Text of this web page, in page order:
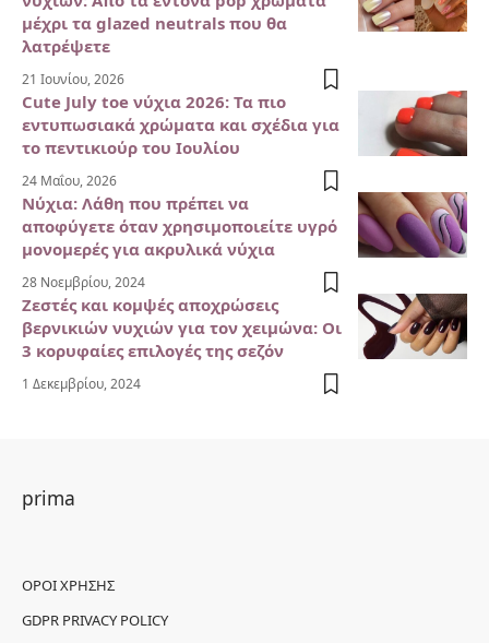
μέχρι τα glazed neutrals που θα
λατρέψετε
21 Ιουνίου, 2026
Cute July toe νύχια 2026: Τα πιο
εντυπωσιακά χρώματα και σχέδια για
το πεντικιούρ του Ιουλίου
24 Μαΐου, 2026
Νύχια: Λάθη που πρέπει να
αποφύγετε όταν χρησιμοποιείτε υγρό
μονομερές για ακρυλικά νύχια
28 Νοεμβρίου, 2024
Ζεστές και κομψές αποχρώσεις
βερνικιών νυχιών για τον χειμώνα: Οι
3 κορυφαίες επιλογές της σεζόν
1 Δεκεμβρίου, 2024
prima
ΌΡΟΙ ΧΡΉΣΗΣ
GDPR PRIVACY POLICY